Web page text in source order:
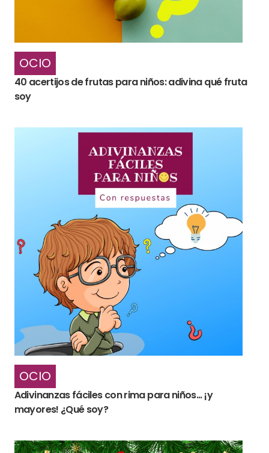
OCIO
40 acertijos de frutas para niños: adivina qué fruta
soy
OCIO
Adivinanzas fáciles con rima para niños... ¡y
mayores! ¿Qué soy?